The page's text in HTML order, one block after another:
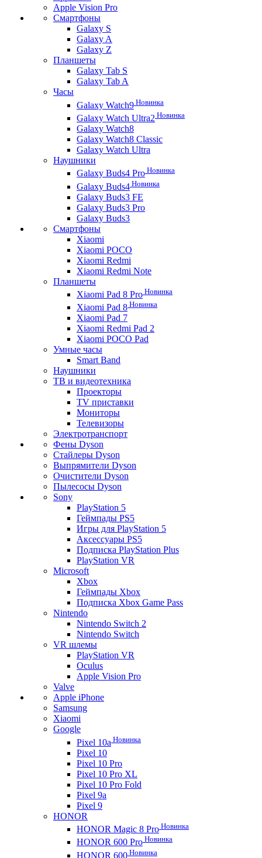
Apple Vision Pro
Смартфоны
Galaxy S
Galaxy A
Galaxy Z
Планшеты
Galaxy Tab S
Galaxy Tab A
Часы
Galaxy Watch9 Новинка
Galaxy Watch Ultra2 Новинка
Galaxy Watch8
Galaxy Watch8 Classic
Galaxy Watch Ultra
Наушники
Galaxy Buds4 Pro Новинка
Galaxy Buds4 Новинка
Galaxy Buds3 FE
Galaxy Buds3 Pro
Galaxy Buds3
Смартфоны
Xiaomi
Xiaomi POCO
Xiaomi Redmi
Xiaomi Redmi Note
Планшеты
Xiaomi Pad 8 Pro Новинка
Xiaomi Pad 8 Новинка
Xiaomi Pad 7
Xiaomi Redmi Pad 2
Xiaomi POCO Pad
Умные часы
Smart Band
Наушники
ТВ и видеотехника
Проекторы
TV приставки
Мониторы
Телевизоры
Электротранспорт
Фены Dyson
Стайлеры Dyson
Выпрямители Dyson
Очистители Dyson
Пылесосы Dyson
Sony
PlayStation 5
Геймпады PS5
Игры для PlayStation 5
Аксессуары PS5
Подписка PlayStation Plus
PlayStation VR
Microsoft
Xbox
Геймпады Xbox
Подписка Xbox Game Pass
Nintendo
Nintendo Switch 2
Nintendo Switch
VR шлемы
PlayStation VR
Oculus
Apple Vision Pro
Valve
Apple iPhone
Samsung
Xiaomi
Google
Pixel 10a Новинка
Pixel 10
Pixel 10 Pro
Pixel 10 Pro XL
Pixel 10 Pro Fold
Pixel 9a
Pixel 9
HONOR
HONOR Magic 8 Pro Новинка
HONOR 600 Pro Новинка
HONOR 600 Новинка